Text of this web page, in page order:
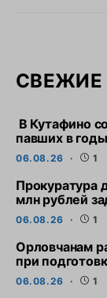
СВЕЖИЕ
В Кутафино
павших в
06.08.26 1
Прокуратура
млн рублей
06.08.26 1
Орловчанам
при
06.08.26 1